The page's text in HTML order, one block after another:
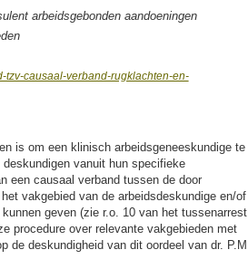
arbeidsgebonden aandoeningen
causaal-verband-rugklachten-en-
is om een klinisch arbeidsgeneeskundige te
vanuit hun specifieke
een causaal verband tussen de door
vakgebied van de arbeidsdeskundige en/of
geven (zie r.o. 10 van het tussenarrest
procedure over relevante vakgebieden met
de deskundigheid van dit oordeel van dr. P.M.